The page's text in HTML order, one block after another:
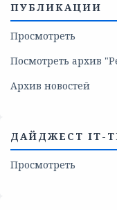
ПУБЛИКАЦИИ
Просмотреть
Посмотреть архив
Архив новостей
ДАЙДЖЕСТ IT-
Просмотреть